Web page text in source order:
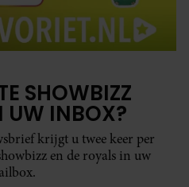
SHOWBIZZ
UW INBOX?
krijgt u twee keer per
en de royals in uw